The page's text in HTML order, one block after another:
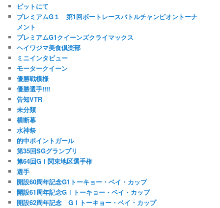
ピットにて
プレミアムG１ 第1回ボートレースバトルチャンピオントーナ
メント
プレミアムG1クイーンズクライマックス
ヘイワジマ美食倶楽部
ミニインタビュー
モータークイーン
優勝戦模様
優勝選手!!!!
告知VTR
未分類
横断幕
水神祭
的中ポイントガール
第35回SGグランプリ
第64回GⅠ関東地区選手権
選手
開設60周年記念G1トーキョー・ベイ・カップ
開設61周年記念GⅠトーキョー・ベイ・カップ
開設62周年記念 GⅠトーキョー・ベイ・カップ